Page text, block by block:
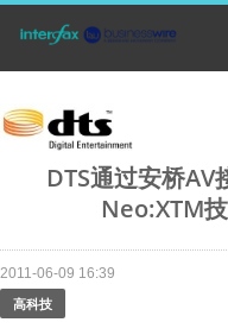
DTS通过安桥AV
Neo:XTM
2011-06-09 16:39
高科技